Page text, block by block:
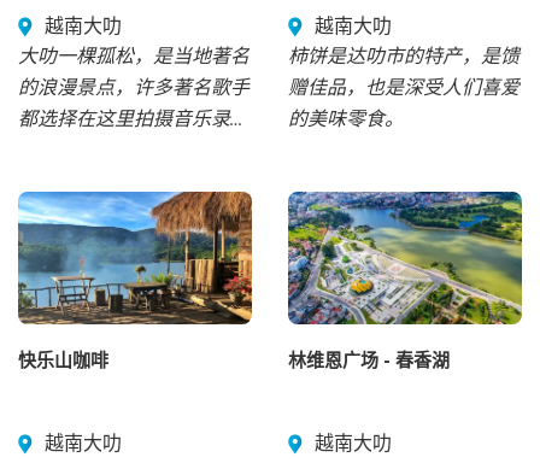
越南大叻
大叻一棵孤松，是当地著名
的浪漫景点，许多著名歌手
都选择在这里拍摄音乐录影
越南大叻
柿饼是达叻市的特产，是馈
赠佳品，也是深受人们喜爱
的美味零食。
快乐山咖啡
越南大叻
林维恩广场 - 春香湖
越南大叻